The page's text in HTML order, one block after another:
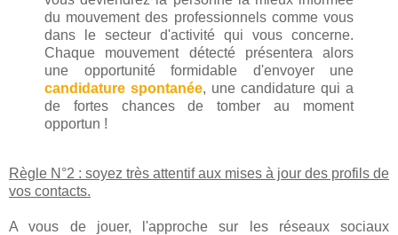
du mouvement des professionnels comme vous
dans le secteur d'activité qui vous concerne.
Chaque mouvement détecté présentera alors
une opportunité formidable d'envoyer une
candidature spontanée, une candidature qui a
de fortes chances de tomber au moment
opportun !
Règle N°2 : soyez très attentif aux mises à jour des profils de
vos contacts.
A vous de jouer, l'approche sur les réseaux sociaux